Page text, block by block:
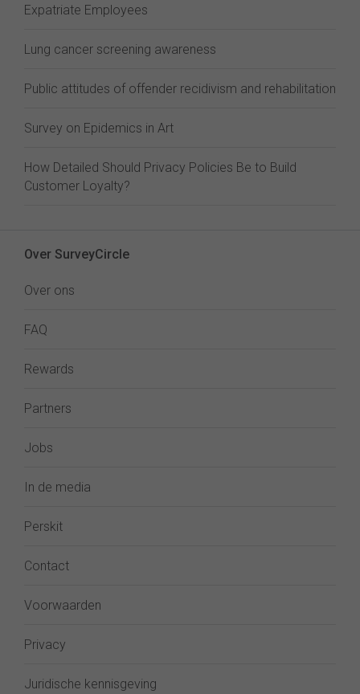
Expatriate Employees
Lung cancer screening awareness
Public attitudes of offender recidivism and rehabilitation
Survey on Epidemics in Art
How Detailed Should Privacy Policies Be to Build
Customer Loyalty?
Over SurveyCircle
Over ons
FAQ
Rewards
Partners
Jobs
In de media
Perskit
Contact
Voorwaarden
Privacy
Juridische kennisgeving